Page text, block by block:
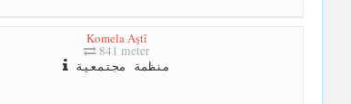
Komela Aştî
841 meter
منظمة مجتمعية